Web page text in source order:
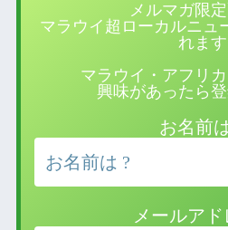
メルマガ限
マラウイ超ローカルニュ
れます
マラウイ・アフリ
興味があったら登
お名前
メールアド